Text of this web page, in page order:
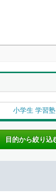
小学生 学習塾